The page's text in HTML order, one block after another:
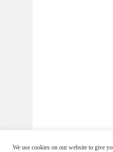
We use cookies on our website to give